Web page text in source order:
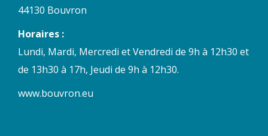
44130 Bouvron
Horaires :
Lundi, Mardi, Mercredi et Vendredi de 9h à 12h30 et
de 13h30 à 17h, Jeudi de 9h à 12h30.
www.bouvron.eu